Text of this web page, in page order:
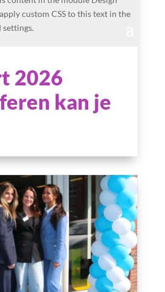
custom CSS to this text in the
settings.
2026
kan je